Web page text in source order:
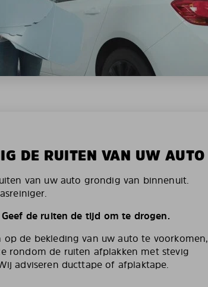
DE RUITEN VAN UW AUTO
van uw auto grondig van binnenuit.
de ruiten de tijd om te drogen.
op de bekleding van uw auto te voorkomen,
rondom de ruiten afplakken met stevig
adviseren ducttape of afplaktape.